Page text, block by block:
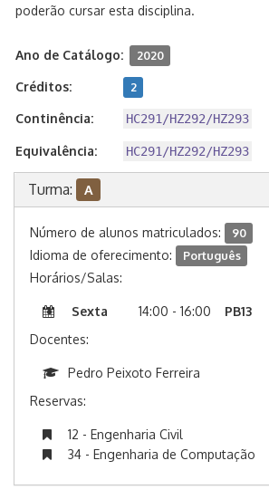
poderão cursar esta disciplina.
Ano de Catálogo: 2020
Créditos: 2
Continência: HC291/HZ292/HZ293
Equivalência: HC291/HZ292/HZ293
Turma: A
Número de alunos matriculados: 90
Idioma de oferecimento: Português
Horários/Salas:
Sexta 14:00 - 16:00
PB13
Docentes:
Pedro Peixoto Ferreira
Reservas:
12 - Engenharia Civil
34 - Engenharia de Computação